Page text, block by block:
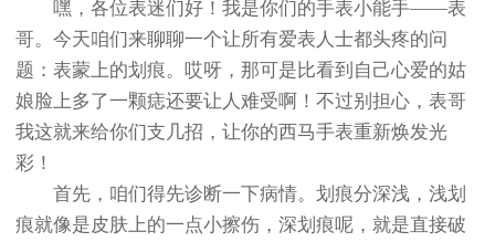
嘿，各位表迷们好！我是你们的手表小能手——表
哥。今天咱们来聊聊一个让所有爱表人士都头疼的问
题：表蒙上的划痕。哎呀，那可是比看到自己心爱的姑
娘脸上多了一颗痣还要让人难受啊！不过别担心，表哥
我这就来给你们支几招，让你的西马手表重新焕发光
彩！
首先，咱们得先诊断一下病情。划痕分深浅，浅划
痕就像是皮肤上的一点小擦伤，深划痕呢，就是直接破